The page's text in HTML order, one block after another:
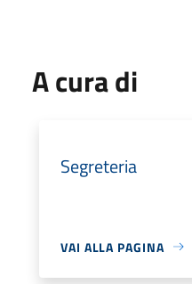
A cura di
Segreteria
VAI ALLA PAGINA